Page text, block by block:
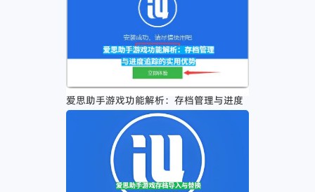
爱思助手游戏功能解析：存档管理与进度
追踪的实用优势